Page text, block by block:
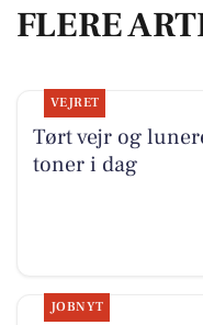
FLERE
VEJRET
Tørt vejr og
toner i dag
JOBNYT